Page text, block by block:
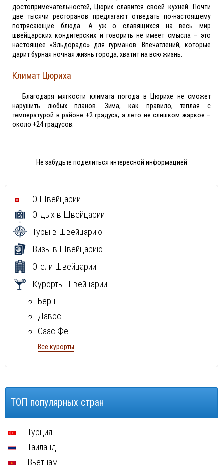
достопримечательностей, Цюрих славится своей кухней. Почти
две тысячи ресторанов предлагают отведать по-настоящему
потрясающие блюда. А уж о славящихся на весь мир
швейцарских кондитерских и говорить не имеет смысла – это
настоящее «Эльдорадо» для гурманов. Впечатлений, которые
дарит бурная ночная жизнь города, хватит на всю жизнь.
Климат Цюриха
Благодаря мягкости климата погода в Цюрихе не сможет
нарушить любых планов. Зима, как правило, теплая с
температурой в районе +2 градуса, а лето не слишком жаркое –
около +24 градусов.
Не забудьте поделиться интересной информацией
О Швейцарии
Отдых в Швейцарии
Туры в Швейцарию
Визы в Швейцарию
Отели Швейцарии
Курорты Швейцарии
Берн
Давос
Саас Фе
Санкт-Мориц
Энгельберг
Все курорты
ТОП популярных стран
Турция
Таиланд
Вьетнам